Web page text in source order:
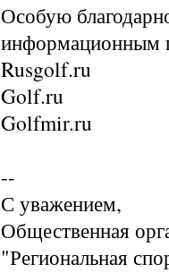
Особую
информационным
Rusgolf.ru
Golf.ru
Golfmir.ru
--
С уважением,
Общественная
"Региональная